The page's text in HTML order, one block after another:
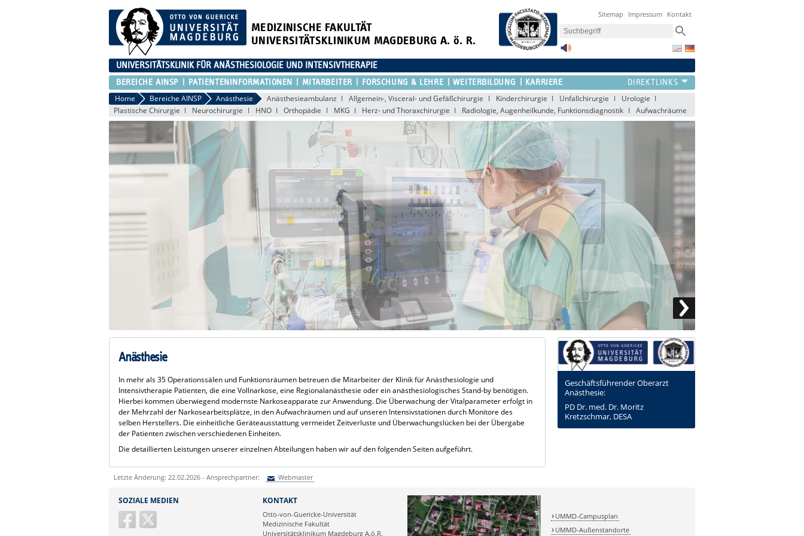
MEDIZINISCHE FAKULTÄT
UNIVERSITÄTSKLINIKUM MAGDEBURG A. ö. R.
Sitemap Impressum Kontakt
UNIVERSITÄTSKLINIK FÜR ANÄSTHESIOLOGIE UND INTENSIVTHERAPIE
BEREICHE AINSP PATIENTENINFORMATIONEN MITARBEITER FORSCHUNG & LEHRE WEITERBILDUNG KARRIERE
Home Bereiche AINSP Anästhesie Anästhesieambulanz Allgemein-, Visceral- und Gefäßchirurgie Kinderchirurgie Unfallchirurgie
Urologie
Plastische Chirurgie
Neurochirurgie HNO Orthopädie MKG Herz- und Thoraxchirurgie Radiologie, Augenheilkunde, Funktionsdiagnostik Aufwachräume
Anästhesie
In mehr als 35 Operationssälen und Funktionsräumen betreuen die Mitarbeiter der Klinik für Anästhesiologie und
Intensivtherapie Patienten, die eine Vollnarkose, eine Regionalanästhesie oder ein anästhesiologisches Stand-by benötigen.
Hierbei kommen überwiegend modernste Narkoseapparate zur Anwendung. Die Überwachung der Vitalparameter erfolgt in
der Mehrzahl der Narkosearbeitsplätze, in den Aufwachräumen und auf unseren Intensivstationen durch Monitore des
selben Herstellers. Die einheitliche Geräteausstattung vermeidet Zeitverluste und Überwachungslücken bei der Übergabe
der Patienten zwischen verschiedenen Einheiten.
Die detaillierten Leistungen unserer einzelnen Abteilungen haben wir auf den folgenden Seiten aufgeführt.
Geschäftsführender Oberarzt
Anästhesie:
PD Dr. med. Dr. Moritz
Kretzschmar, DESA
Letzte Änderung: 22.02.2026 - Ansprechpartner: Webmaster
Ihre E-Mailadresse:
SOZIALE MEDIEN KONTAKT
Otto-von-Guericke-Universität
Medizinische Fakultät
Universitätsklinikum Magdeburg A.ö.R.
UMMD-Campusplan
UMMD-Außenstandorte